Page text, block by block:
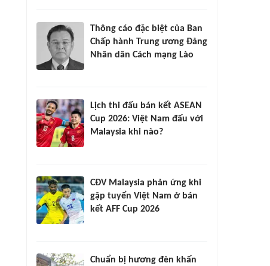
Thông cáo đặc biệt của Ban
Chấp hành Trung ương Đảng
Nhân dân Cách mạng Lào
Lịch thi đấu bán kết ASEAN
Cup 2026: Việt Nam đấu với
Malaysia khi nào?
CĐV Malaysia phản ứng khi
gặp tuyển Việt Nam ở bán
kết AFF Cup 2026
Chuẩn bị hương đèn khấn